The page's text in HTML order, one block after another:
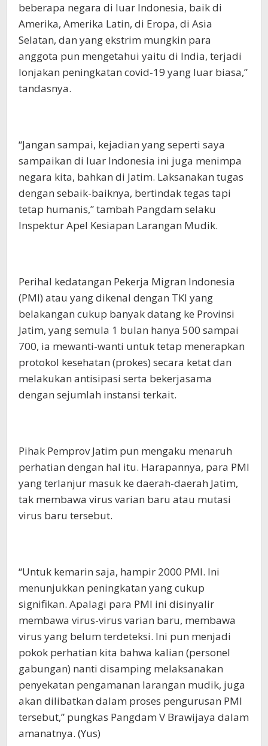
beberapa negara di luar Indonesia, baik di
Amerika, Amerika Latin, di Eropa, di Asia
Selatan, dan yang ekstrim mungkin para
anggota pun mengetahui yaitu di India, terjadi
lonjakan peningkatan covid-19 yang luar biasa,”
tandasnya.
“Jangan sampai, kejadian yang seperti saya
sampaikan di luar Indonesia ini juga menimpa
negara kita, bahkan di Jatim. Laksanakan tugas
dengan sebaik-baiknya, bertindak tegas tapi
tetap humanis,” tambah Pangdam selaku
Inspektur Apel Kesiapan Larangan Mudik.
Perihal kedatangan Pekerja Migran Indonesia
(PMI) atau yang dikenal dengan TKI yang
belakangan cukup banyak datang ke Provinsi
Jatim, yang semula 1 bulan hanya 500 sampai
700, ia mewanti-wanti untuk tetap menerapkan
protokol kesehatan (prokes) secara ketat dan
melakukan antisipasi serta bekerjasama
dengan sejumlah instansi terkait.
Pihak Pemprov Jatim pun mengaku menaruh
perhatian dengan hal itu. Harapannya, para PMI
yang terlanjur masuk ke daerah-daerah Jatim,
tak membawa virus varian baru atau mutasi
virus baru tersebut.
“Untuk kemarin saja, hampir 2000 PMI. Ini
menunjukkan peningkatan yang cukup
signifikan. Apalagi para PMI ini disinyalir
membawa virus-virus varian baru, membawa
virus yang belum terdeteksi. Ini pun menjadi
pokok perhatian kita bahwa kalian (personel
gabungan) nanti disamping melaksanakan
penyekatan pengamanan larangan mudik, juga
akan dilibatkan dalam proses pengurusan PMI
tersebut,” pungkas Pangdam V Brawijaya dalam
amanatnya. (Yus)